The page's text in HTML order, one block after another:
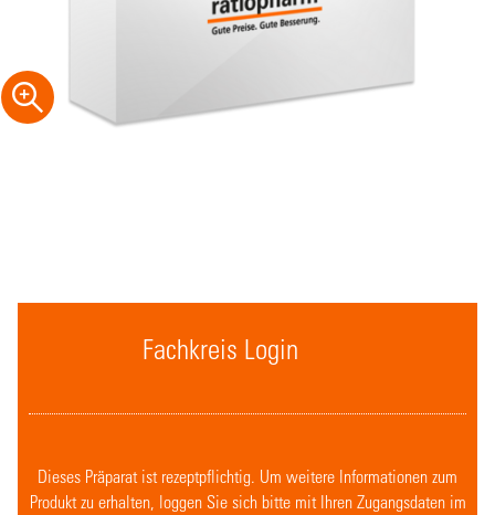
Fachkreis Login
Dieses Präparat ist rezeptpflichtig. Um weitere Informationen zum
Produkt zu erhalten, loggen Sie sich bitte mit Ihren Zugangsdaten im